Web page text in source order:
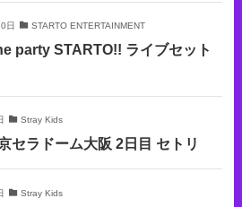
日 STARTO ENTERTAINMENT
party STARTO!! ライブセット
Stray Kids
セラドーム大阪 2日目 セトリ
Stray Kids